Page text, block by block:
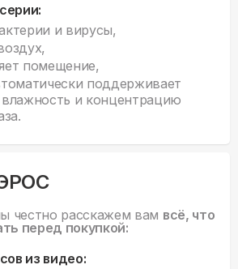
и вирусы,
помещение,
поддерживает
и концентрацию
честно расскажем вам всё, что
перед покупкой:
из видео: